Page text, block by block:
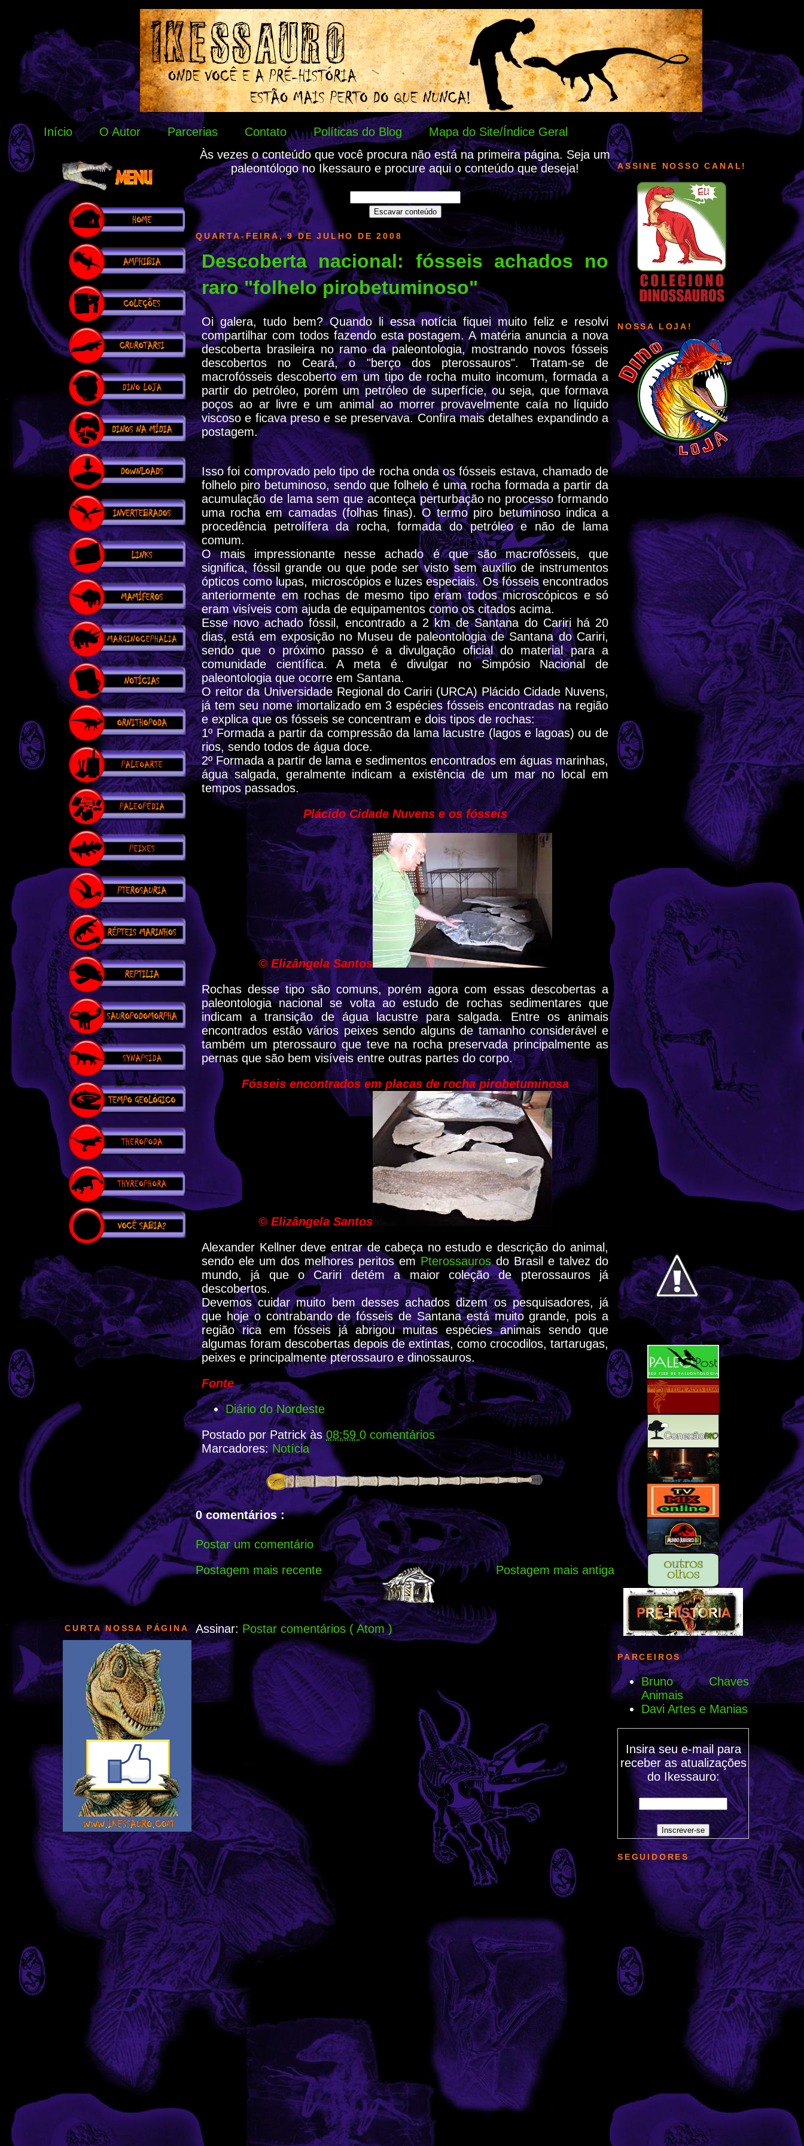
Início O Autor Parcerias Contato Políticas do Blog Mapa do Site/Índice Geral
CURTA NOSSA PÁGINA
Às vezes o conteúdo que você procura não está na primeira página. Seja um
paleontólogo no Ikessauro e procure aqui o conteúdo que deseja!
QUARTA-FEIRA, 9 DE JULHO DE 2008
Descoberta nacional: fósseis achados no
raro "folhelo pirobetuminoso"
Oi galera, tudo bem? Quando li essa notícia fiquei muito feliz e resolvi
compartilhar com todos fazendo esta postagem. A matéria anuncia a nova
descoberta brasileira no ramo da paleontologia, mostrando novos fósseis
descobertos no Ceará, o "berço dos pterossauros". Tratam-se de
macrofósseis descoberto em um tipo de rocha muito incomum, formada a
partir do petróleo, porém um petróleo de superfície, ou seja, que formava
poços ao ar livre e um animal ao morrer provavelmente caía no líquido
viscoso e ficava preso e se preservava. Confira mais detalhes expandindo a
postagem.
Isso foi comprovado pelo tipo de rocha onda os fósseis estava, chamado de
folhelo piro betuminoso, sendo que folhelo é uma rocha formada a partir da
acumulação de lama sem que aconteça perturbação no processo formando
uma rocha em camadas (folhas finas). O termo piro betuminoso indica a
procedência petrolífera da rocha, formada do petróleo e não de lama
comum.
O mais impressionante nesse achado é que são macrofósseis, que
significa, fóssil grande ou que pode ser visto sem auxílio de instrumentos
ópticos como lupas, microscópios e luzes especiais. Os fósseis encontrados
anteriormente em rochas de mesmo tipo eram todos microscópicos e só
eram visíveis com ajuda de equipamentos como os citados acima.
Esse novo achado fóssil, encontrado a 2 km de Santana do Cariri há 20
dias, está em exposição no Museu de paleontologia de Santana do Cariri,
sendo que o próximo passo é a divulgação oficial do material para a
comunidade científica. A meta é divulgar no Simpósio Nacional de
paleontologia que ocorre em Santana.
O reitor da Universidade Regional do Cariri (URCA) Plácido Cidade Nuvens,
já tem seu nome imortalizado em 3 espécies fósseis encontradas na região
e explica que os fósseis se concentram e dois tipos de rochas:
1º Formada a partir da compressão da lama lacustre (lagos e lagoas) ou de
rios, sendo todos de água doce.
2º Formada a partir de lama e sedimentos encontrados em águas marinhas,
água salgada, geralmente indicam a existência de um mar no local em
tempos passados.
Plácido Cidade Nuvens e os fósseis
© Elizângela Santos
Rochas desse tipo são comuns, porém agora com essas descobertas a
paleontologia nacional se volta ao estudo de rochas sedimentares que
indicam a transição de água lacustre para salgada. Entre os animais
encontrados estão vários peixes sendo alguns de tamanho considerável e
também um pterossauro que teve na rocha preservada principalmente as
pernas que são bem visíveis entre outras partes do corpo.
Fósseis encontrados em placas de rocha pirobetuminosa
© Elizângela Santos
Alexander Kellner deve entrar de cabeça no estudo e descrição do animal,
sendo ele um dos melhores peritos em Pterossaurosdo Brasil e talvez do
mundo, já que o Cariri detém a maior coleção de pterossauros já
descobertos.
Devemos cuidar muito bem desses achados dizem os pesquisadores, já
que hoje o contrabando de fósseis de Santana está muito grande, pois a
região rica em fósseis já abrigou muitas espécies animais sendo que
algumas foram descobertas depois de extintas, como crocodilos, tartarugas,
peixes e principalmente pterossauro e dinossauros.
Fonte
Diário do Nordeste
Postado porPatrickàs08:59 0 comentários
Marcadores:Notícia
0 comentários :
Postar um comentário
Postagem mais recente
Postagem mais antiga
Assinar: Postar comentários ( Atom )
ASSINE NOSSO CANAL!
NOSSA LOJA!
PARCEIROS
Bruno Chaves
Animais
Davi Artes e Manias
Insira seu e-mail para
receber as atualizações
do Ikessauro:
SEGUIDORES